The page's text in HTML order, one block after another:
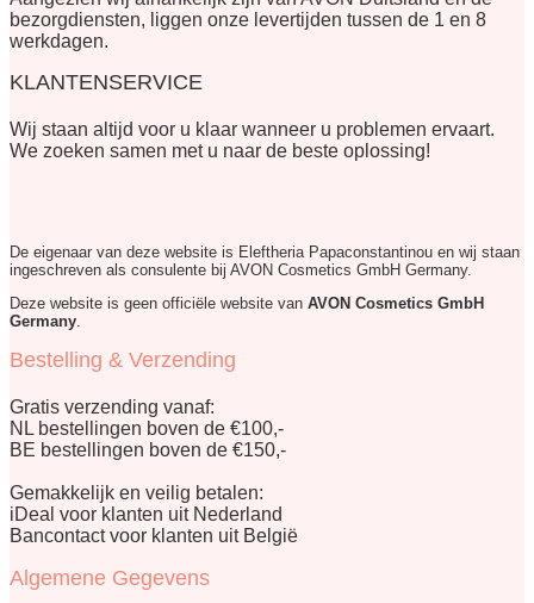
bezorgdiensten, liggen onze levertijden tussen de 1 en 8
werkdagen.
KLANTENSERVICE
Wij staan altijd voor u klaar wanneer u problemen ervaart.
We zoeken samen met u naar de beste oplossing!
De eigenaar van deze website is Eleftheria Papaconstantinou en wij staan
ingeschreven als consulente bij AVON Cosmetics GmbH Germany.
Deze website is geen officiële website van AVON Cosmetics GmbH
Germany
Bestelling & Verzending
Gratis verzending vanaf:
NL bestellingen boven de €100,-
BE bestellingen boven de €150,-
Gemakkelijk en veilig betalen:
iDeal voor klanten uit Nederland
Bancontact voor klanten uit België
Algemene Gegevens